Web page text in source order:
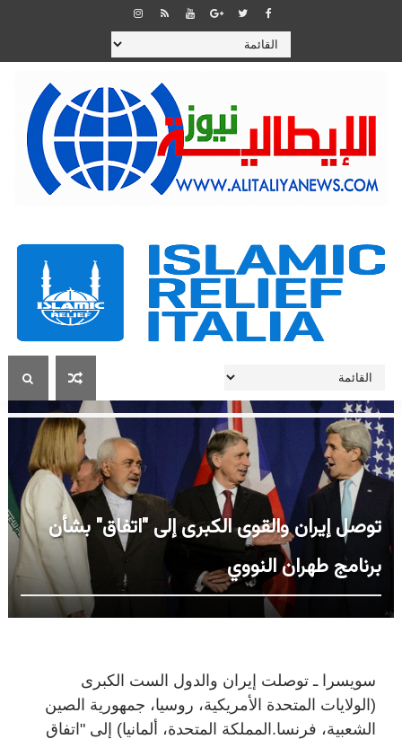
توصل إيران والقوى الكبرى إلى "اتفاق" بشأن
برنامج طهران النووي
سويسرا ـ توصلت إيران والدول الست الكبرى
(الولايات المتحدة الأمريكية، روسيا، جمهورية الصين
الشعبية، فرنسا.المملكة المتحدة، ألمانيا) إلى "اتفاق